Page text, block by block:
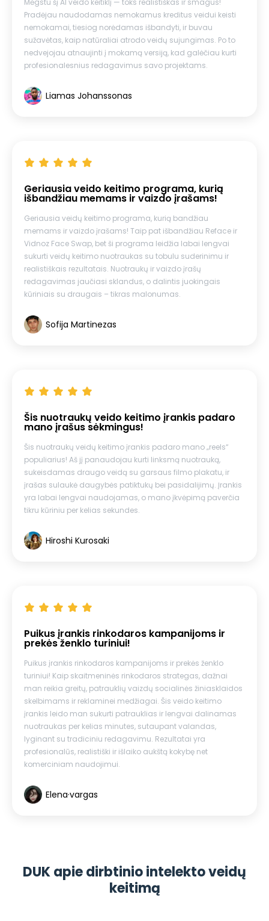
Mėgstu šį AI veido keitiklį — toks realistiškas ir smagus!
Pradėjau naudodamas nemokamus kreditus veidui keisti
nemokamai, tiesiog norėdamas išbandyti, ir buvau
sužavėtas, kaip natūraliai atrodo veidų sujungimas. Po to
nedvejojau atnaujinti į mokamą versiją, kad galėčiau kurti
profesionalesnius redagavimus savo projektams.
Liamas Johanssonas
Geriausia veido keitimo programa, kurią
išbandžiau memams ir vaizdo įrašams!
Geriausia veidų keitimo programa, kurią bandžiau
memams ir vaizdo įrašams! Taip pat išbandžiau Reface ir
Vidnoz Face Swap, bet ši programa leidžia labai lengvai
sukurti veidų keitimo nuotraukas su tobulu suderinimu ir
realistiškais rezultatais. Nuotraukų ir vaizdo įrašų
redagavimas jaučiasi sklandus, o dalintis juokingais
kūriniais su draugais – tikras malonumas.
Sofija Martinezas
Šis nuotraukų veido keitimo įrankis padaro
mano įrašus sėkmingus!
Šis nuotraukų veidų keitimo įrankis padaro mano „reels“
populiarius! Aš jį panaudojau kurti linksmą nuotrauką,
sukeisdamas draugo veidą su garsaus filmo plakatu, ir
įrašas sulaukė daugybės patiktukų bei pasidalijimų. Įrankis
yra labai lengvai naudojamas, o mano įkvėpimą paverčia
tikru kūriniu per kelias sekundes.
Hiroshi Kurosaki
Puikus įrankis rinkodaros kampanijoms ir
prekės ženklo turiniui!
Puikus įrankis rinkodaros kampanijoms ir prekės ženklo
turiniui! Kaip skaitmeninės rinkodaros strategas, dažnai
man reikia greitų, patrauklių vaizdų socialinės žiniasklaidos
skelbimams ir reklaminei medžiagai. Šis veido keitimo
įrankis leido man sukurti patrauklias ir lengvai dalinamas
nuotraukas per kelias minutes, sutaupant valandas,
lyginant su tradiciniu redagavimu. Rezultatai yra
profesionalūs, realistiški ir išlaiko aukštą kokybę net
komerciniam naudojimui.
Elena·vargas
DUK apie dirbtinio intelekto veidų
keitimą